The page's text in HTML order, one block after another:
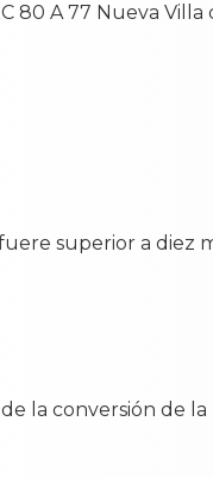
80 A 77 Nueva Villa
superior a diez
la conversión de